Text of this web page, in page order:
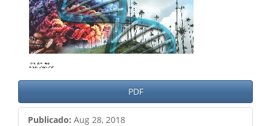
PDF
Publicado: Aug 28, 2018